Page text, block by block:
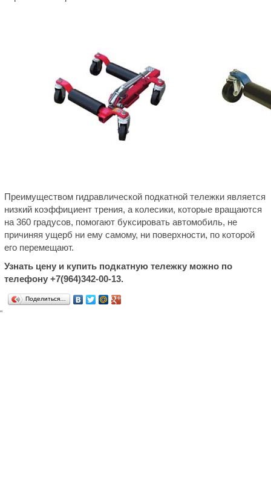
Преимуществом гидравлической подкатной тележки является
низкий коэффициент трения, а колесики, которые вращаются
на 360 градусов, помогают буксировать автомобиль, не
причиняя ущерб ни ему самому, ни поверхности, по которой
его перемещают.
Узнать цену и купить подкатную тележку можно по
телефону +7(964)342-00-13.
Поделиться…
"